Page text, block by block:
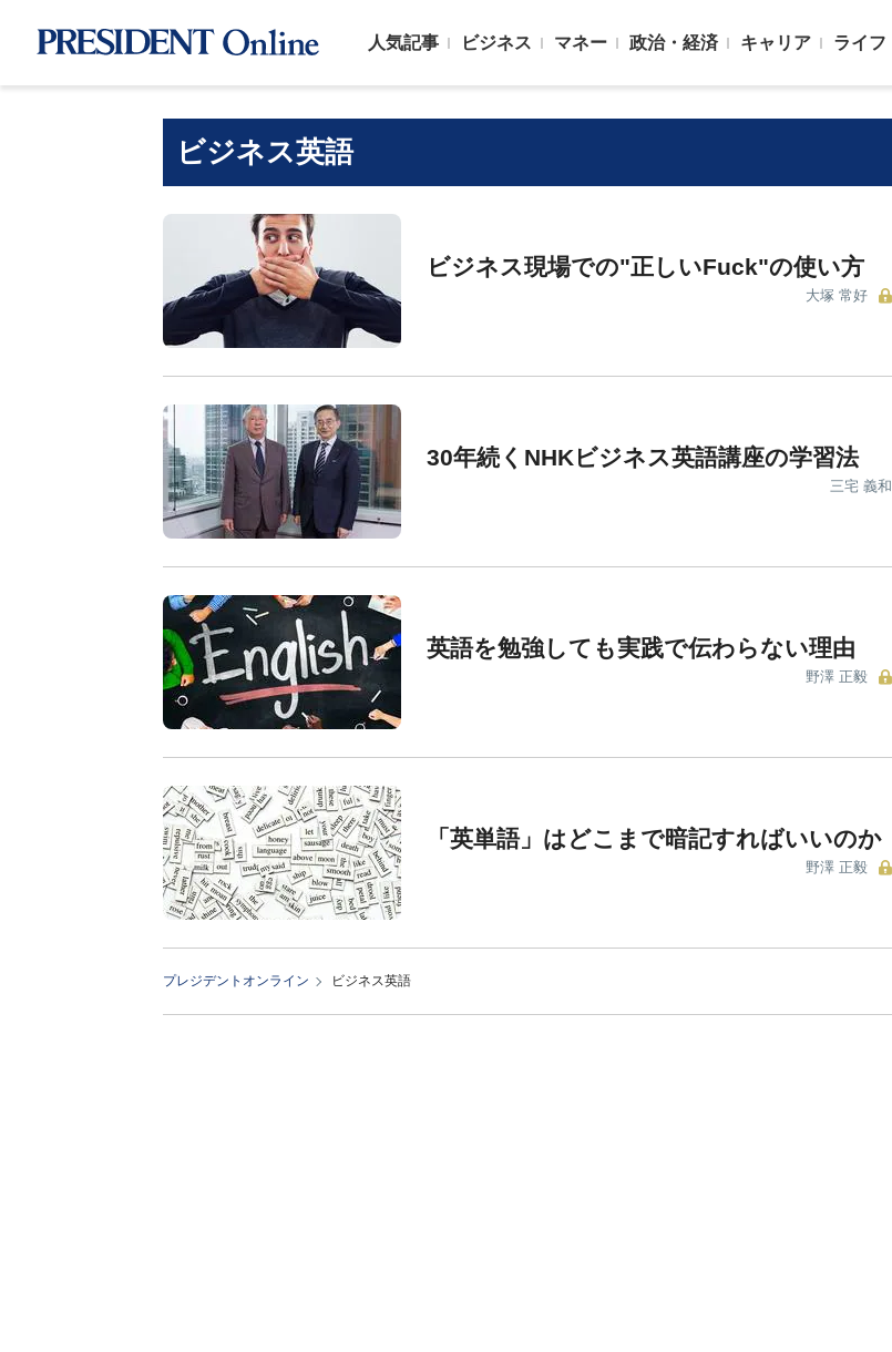
人気記事 ビジネス マネー 政治・経済 キャリア ライフ
ビジネス英語
ビジネス現場での"正しいFuck"の使い方
大塚 常好
30年続くNHKビジネス英語講座の学習法
三宅 義和
英語を勉強しても実践で伝わらない理由
野澤 正毅
「英単語」はどこまで暗記すればいいのか
野澤 正毅
プレジデントオンライン ビジネス英語